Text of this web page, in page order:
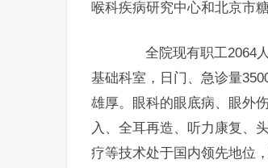
喉科疾病研究中心和北京市
全院现有职工2064人
基础科室，日门、急诊量
雄厚。眼科的眼底病、眼外
入、全耳再造、听力康复、
疗等技术处于国内领先地位